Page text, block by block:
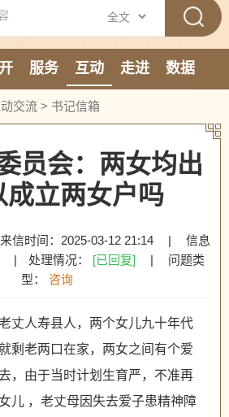
服务 互动 走进
数据
交流 > 书记信箱
员会：两女均出
成立两女户吗
来信时间：2025-03-12 21:14 |
信息
| 处理情况： [已回复] |
问题类
型：
咨询
丈人寿县人，两个女儿九十年代
剩老两口在家，两女之间有个爱
，由于当时计划生育严，不准再
儿 ，老丈母因失去爱子患精神障